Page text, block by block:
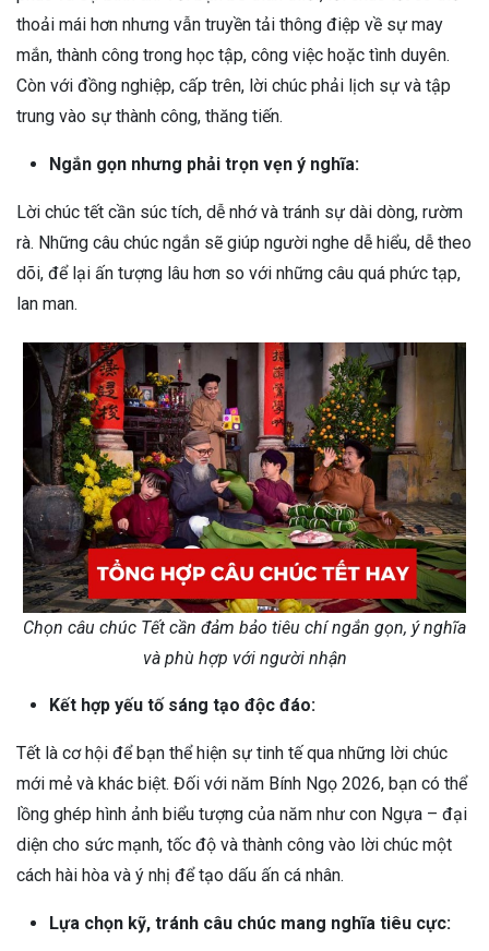
thoải mái hơn nhưng vẫn truyền tải thông điệp về sự may
mắn, thành công trong học tập, công việc hoặc tình duyên.
Còn với đồng nghiệp, cấp trên, lời chúc phải lịch sự và tập
trung vào sự thành công, thăng tiến.
Ngắn gọn nhưng phải trọn vẹn ý nghĩa:
Lời chúc tết cần súc tích, dễ nhớ và tránh sự dài dòng, rườm
rà. Những câu chúc ngắn sẽ giúp người nghe dễ hiểu, dễ theo
dõi, để lại ấn tượng lâu hơn so với những câu quá phức tạp,
lan man.
Chọn câu chúc Tết cần đảm bảo tiêu chí ngắn gọn, ý nghĩa
và phù hợp với người nhận
Kết hợp yếu tố sáng tạo độc đáo:
Tết là cơ hội để bạn thể hiện sự tinh tế qua những lời chúc
mới mẻ và khác biệt. Đối với năm Bính Ngọ 2026, bạn có thể
lồng ghép hình ảnh biểu tượng của năm như con Ngựa – đại
diện cho sức mạnh, tốc độ và thành công vào lời chúc một
cách hài hòa và ý nhị để tạo dấu ấn cá nhân.
Lựa chọn kỹ, tránh câu chúc mang nghĩa tiêu cực: